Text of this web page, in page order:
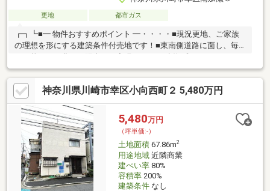
更地 都市ガス
┏┓┗■━ 物件おすすめポイント ━・・・・■現況更地、ご家族
の理想を形にする建築条件付売地です！■東南側道路に面し、毎
日の暮らしに豊かな陽当りが実現します♪■建物プラン97.76㎡をご
用意、ゆとりある住空間の設計が叶う！■平坦地のため駅までの
アプローチがしやすく、2沿線利用可能。■下水道・公営水道・都
市ガスのライフラインに対応しています。■サミットストア南加
瀬店まで徒歩4分！市街地が近い です！―――――【check point】
＊建築条件付売地＊現況更地＊東南側道路面す＊南東公道＊幅員
4.0m＊平坦地＊陽当り良好＊2沿線利用可＊私道負担なし＊下水
道＊公営水道＊都市ガス
神奈川県川崎市幸区小向西町２ 5,480万円
5,480万円
（坪単価:-）
土地面積67.86m2
用途地域近隣商業
建ぺい率80%
容積率200%
建築条件なし